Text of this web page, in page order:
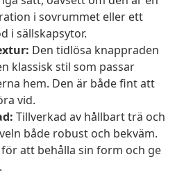
i sovrummet eller ett
i sällskapsytor.
Den tidlösa knappraden
klassisk stil som passar
hem. Den är både fint att
vid.
Tillverkad av hållbart trä och
både robust och bekväm.
att behålla sin form och ge